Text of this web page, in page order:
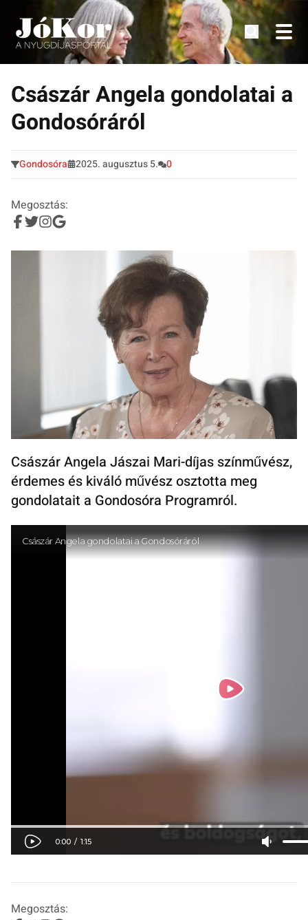
Tovább
tartalomra
Tudnivalók, érdekességek idősek számára.
Császár Angela gondolatai a
Gondosóráról
Gondosóra 2025. augusztus 5. 0
Megosztás:
Császár Angela Jászai Mari-díjas színművész,
érdemes és kiváló művész osztotta meg
gondolatait a Gondosóra Programról.
Megosztás: